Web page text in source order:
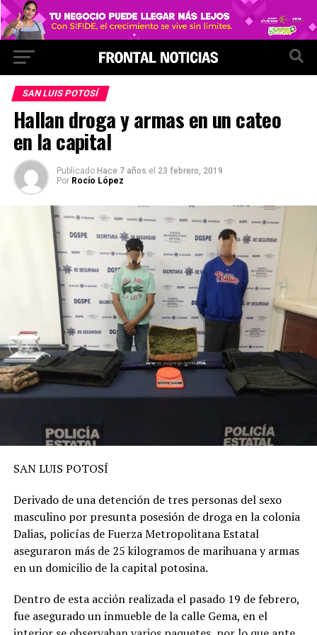
SAN LUIS POTOSÍ
Hallan droga y armas en un cateo
en la capital
Publicado Hace 7 años el 23 febrero, 2019
Por Rocío López
SAN LUIS POTOSÍ
Derivado de una detención de tres personas del sexo
masculino por presunta posesión de droga en la colonia
Dalias, policías de Fuerza Metropolitana Estatal
aseguraron más de 25 kilogramos de marihuana y armas
en un domicilio de la capital potosina.
Dentro de esta acciónrealizada el pasado 19 de febrero,
fue aseguradoun inmueble de la calle Gema, en el